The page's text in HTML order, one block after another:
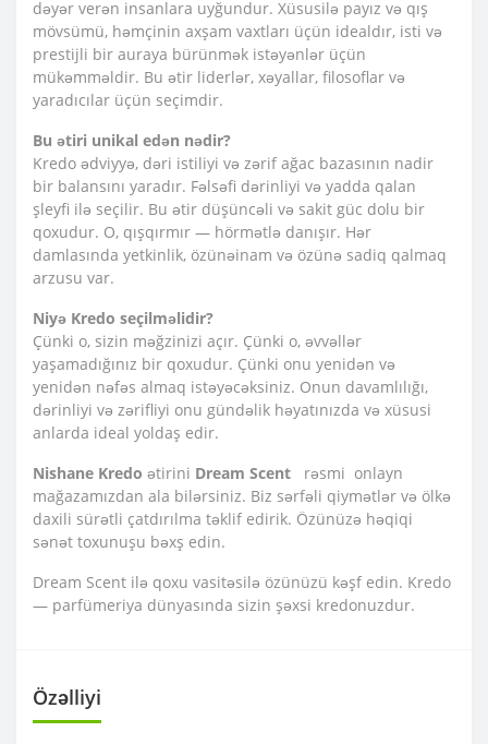
dəyər verən insanlara uyğundur. Xüsusilə payız və qış
mövsümü, həmçinin axşam vaxtları üçün idealdır, isti və
prestijli bir auraya bürünmək istəyənlər üçün
mükəmməldir. Bu ətir liderlər, xəyallar, filosoflar və
yaradıcılar üçün seçimdir.
Bu ətiri unikal edən nədir?
Kredo ədviyyə, dəri istiliyi və zərif ağac bazasının nadir
bir balansını yaradır. Fəlsəfi dərinliyi və yadda qalan
şleyfi ilə seçilir. Bu ətir düşüncəli və sakit güc dolu bir
qoxudur. O, qışqırmır — hörmətlə danışır. Hər
damlasında yetkinlik, özünəinam və özünə sadiq qalmaq
arzusu var.
Niyə Kredo seçilməlidir?
Çünki o, sizin məğzinizi açır. Çünki o, əvvəllər
yaşamadığınız bir qoxudur. Çünki onu yenidən və
yenidən nəfəs almaq istəyəcəksiniz. Onun davamlılığı,
dərinliyi və zərifliyi onu gündəlik həyatınızda və xüsusi
anlarda ideal yoldaş edir.
Nishane Kredo ətirini Dream Scent
rəsmi onlayn
mağazamızdan ala bilərsiniz. Biz sərfəli qiymətlər və ölkə
daxili sürətli çatdırılma təklif edirik. Özünüzə həqiqi
sənət toxunuşu bəxş edin.
Dream Scent ilə qoxu vasitəsilə özünüzü kəşf edin. Kredo
— parfümeriya dünyasında sizin şəxsi kredonuzdur.
Özəlliyi